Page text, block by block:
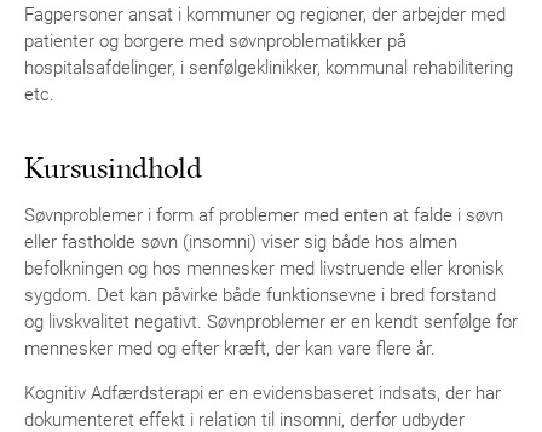
Fagpersoner ansat i kommuner og regioner, der arbejder med
patienter og borgere med søvnproblematikker på
hospitalsafdelinger, i senfølgeklinikker, kommunal rehabilitering
etc.
Kursusindhold
Søvnproblemer i form af problemer med enten at falde i søvn
eller fastholde søvn (insomni) viser sig både hos almen
befolkningen og hos mennesker med livstruende eller kronisk
sygdom. Det kan påvirke både funktionsevne i bred forstand
og livskvalitet negativt. Søvnproblemer er en kendt senfølge for
mennesker med og efter kræft, der kan vare flere år.
Kognitiv Adfærdsterapi er en evidensbaseret indsats, der har
dokumenteret effekt i relation til insomni, derfor udbyder